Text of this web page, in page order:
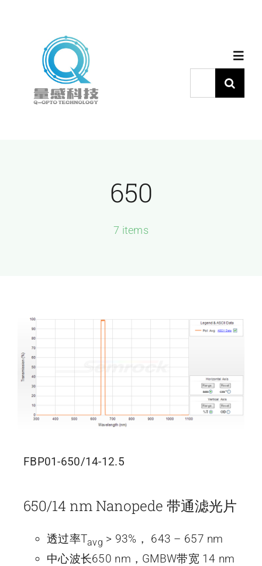
关于量感
联系我们
索：
650
7 items
FBP01-650/14-12.5
650/14 nm Nanopede 带通滤光片
透过率Tavg > 93%， 643 – 657 nm
中心波长650 nm，GMBW带宽 14 nm